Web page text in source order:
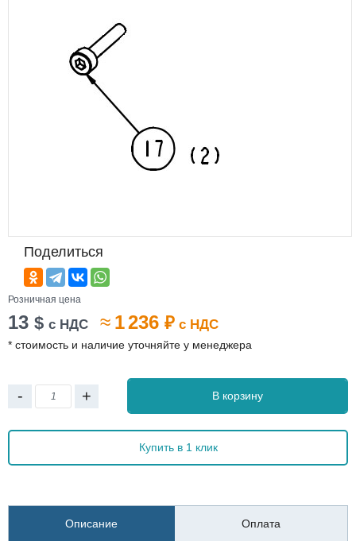
Поделиться
Розничная цена
13 $ с НДС ≈ 1 236 ₽ с НДС
* стоимость и наличие уточняйте у менеджера
- + В корзину
Купить в 1 клик
Описание Оплата